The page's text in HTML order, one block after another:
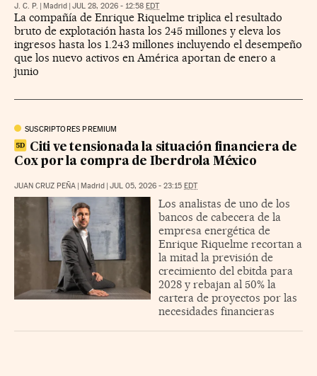
J. C. P. | Madrid | JUL 28, 2026 - 12:58 EDT
La compañía de Enrique Riquelme triplica el resultado
bruto de explotación hasta los 245 millones y eleva los
ingresos hasta los 1.243 millones incluyendo el desempeño
que los nuevo activos en América aportan de enero a
junio
SUSCRIPTORES PREMIUM
Citi ve tensionada la situación financiera de
Cox por la compra de Iberdrola México
JUAN CRUZ PEÑA | Madrid | JUL 05, 2026 - 23:15 EDT
Los analistas de uno de los
bancos de cabecera de la
empresa energética de
Enrique Riquelme recortan a
la mitad la previsión de
crecimiento del ebitda para
2028 y rebajan al 50% la
cartera de proyectos por las
necesidades financieras